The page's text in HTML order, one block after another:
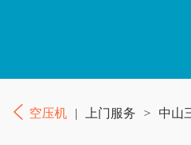
空压机 | 上门服务 > 中山